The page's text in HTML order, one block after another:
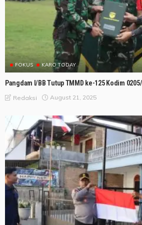
FOKUS KARO TODAY
Pangdam I/BB Tutup TMMD ke-125 Kodim
Redaksi August 21, 2025